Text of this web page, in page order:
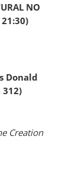
NO
21:30)
Donald
312)
Creation